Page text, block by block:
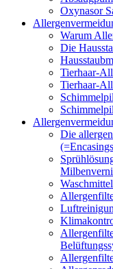
Oxynasor
Warum
Die
Tierhaar-
Tierhaar-
Die